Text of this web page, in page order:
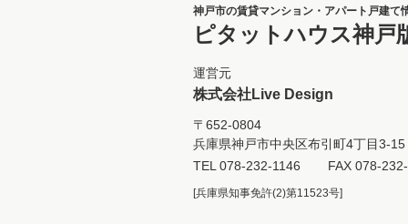
神戸市の賃貸マンション・アパート戸建て
ピタットハウス神戸
運営元
株式会社Live Design
〒652-0804
兵庫県神戸市中央区布引町4丁目3-
TEL 078-232-1146 FAX 078-
[兵庫県知事免許(2)第11523号]